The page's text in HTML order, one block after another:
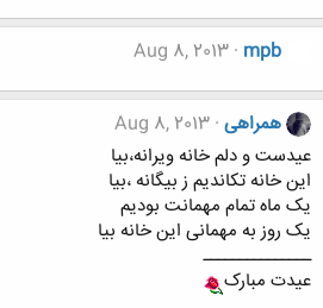
mpb
Aug 8, 2013
همراهی Aug 8, 2013
عیدست و دلم خانه ویرانه،بیا
این خانه تکاندیم ز بیگانه ،بیا
یک ماه تمام مهمانت بودیم
یک روز به مهمانی این خانه بیا
ـــــــــــــــ
عیدت مبارک